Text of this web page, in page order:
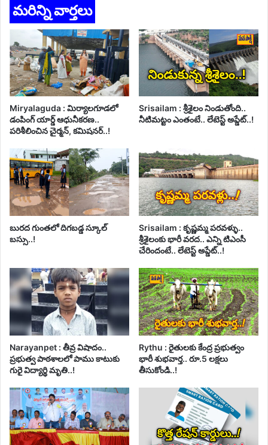
మరిన్ని వార్తలు
Miryalaguda : మిర్యాలగూడలో
డంపింగ్ యార్డ్ ఆధునీకరణ..
పరిశీలించిన చైర్మన్, కమిషనర్..!
Srisailam : శ్రీశైలం నిండుతోంది..
నీటిమట్టం ఎంతంటే.. లేటెస్ట్ అప్డేట్..!
బురద గుంతలో దిగబడ్డ స్కూల్
బస్సు..!
Srisailam : కృష్ణమ్మ పరవళ్ళు..
శ్రీశైలంకు భారీ వరద.. ఎన్ని టిఎంసీ
చేరిందంటే.. లేటెస్ట్ అప్డేట్..!
Narayanpet : తీవ్ర విషాదం..
ప్రభుత్వ పాఠశాలలో పాము కాటుకు
గురై విద్యార్థి మృతి..!
Rythu : రైతులకు కేంద్ర ప్రభుత్వం
భారీ శుభవార్త.. రూ.5 లక్షలు
తీసుకోండి..!